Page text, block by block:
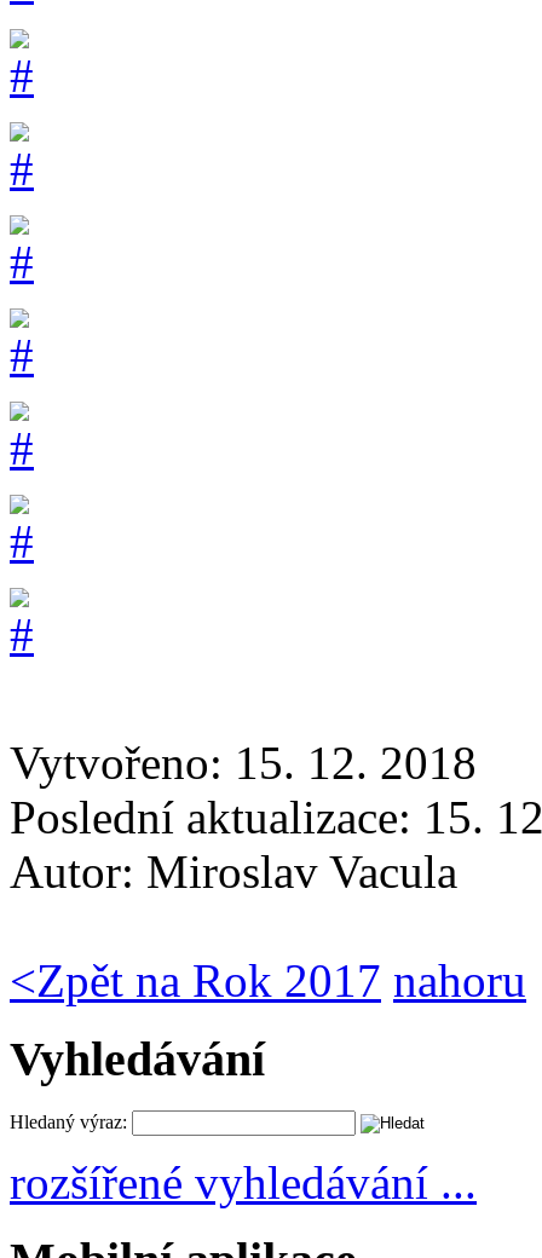
Vytvořeno: 15. 12. 2018
Poslední aktualizace: 15.
Autor: Miroslav Vacula
<Zpět na Rok 2017 nahoru
Vyhledávání
Hledaný výraz:
rozšířené vyhledávání ...